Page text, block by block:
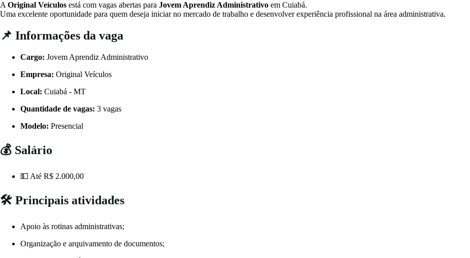
AOriginal Veículos está com vagas abertas para Jovem Aprendiz Administrativo em Cuiabá.
Uma excelente oportunidade para quem deseja iniciar no mercado de trabalho e desenvolver experiência profissional na área administrativa.
📌 Informações da vaga
Cargo: Jovem Aprendiz Administrativo
Empresa: Original Veículos
Local: Cuiabá - MT
Quantidade de vagas: 3 vagas
Modelo: Presencial
💰 Salário
💵 Até R$ 2.000,00
🛠️ Principais atividades
Apoio às rotinas administrativas;
Organização e arquivamento de documentos;